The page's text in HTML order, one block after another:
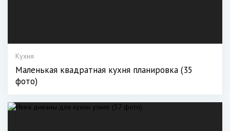
Кухня
Маленькая квадратная кухня планировка (35
фото)